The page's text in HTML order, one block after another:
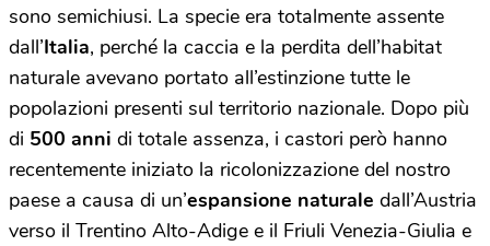
sono semichiusi. La specie era totalmente assente
dall’Italia, perché la caccia e la perdita dell’habitat
naturale avevano portato all’estinzione tutte le
popolazioni presenti sul territorio nazionale. Dopo più
di 500 anni di totale assenza, i castori però hanno
recentemente iniziato la ricolonizzazione del nostro
paese a causa di un’espansione naturale dall’Austria
verso il Trentino Alto-Adige e il Friuli Venezia-Giulia e